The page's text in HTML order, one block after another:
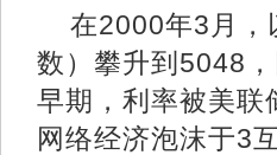
在2000年3月，
数）攀升到5048
早期，利率被美联
网络经济泡沫于3